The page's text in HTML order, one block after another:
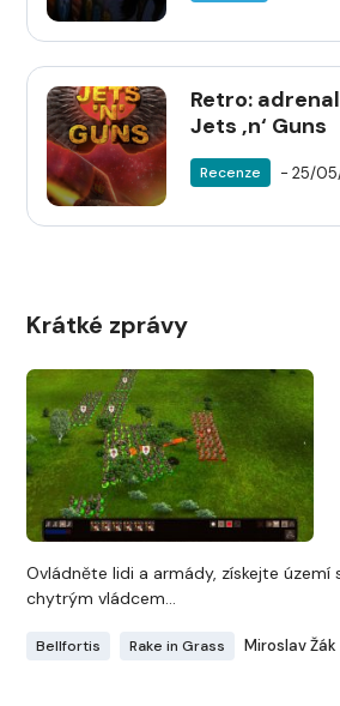
Retro:
Jets ‚n‘ Guns
Recenze - 25/
Krátké zprávy
Ovládněte lidi a armády, získejte území
chytrým vládcem...
Bellfortis Rake in Grass Miroslav Žák